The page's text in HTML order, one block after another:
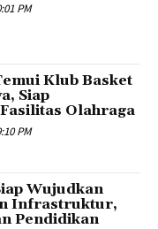
PM
Klub Basket
Siap
Olahraga
PM
Wujudkan
Infrastruktur,
Pendidikan